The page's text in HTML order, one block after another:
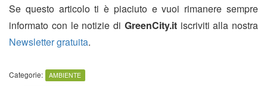
Se questo articolo ti è piaciuto e vuoi rimanere sempre
informato con le notizie di GreenCity.itiscriviti alla nostra
Newsletter gratuita.
Categorie: AMBIENTE